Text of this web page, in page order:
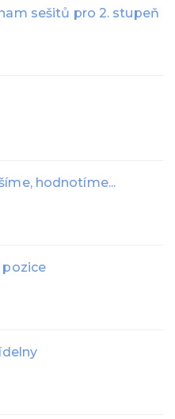
sešitů pro 2. stupeň
hodnotíme...
pozice